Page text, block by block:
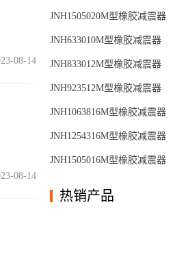
08-14
08-14
JNH1505020M型橡胶减震器
JNH633010M型橡胶减震器
JNH833012M型橡胶减震器
JNH923512M型橡胶减震器
JNH1063816M型橡胶减震器
JNH1254316M型橡胶减震器
JNH1505016M型橡胶减震器
热销产品